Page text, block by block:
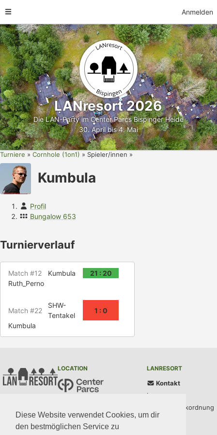
Diese Website verwendet Cookies, um dir
den bestmöglichen Service zu
Anmelden
LANresort 2026
Die LAN-Party im Center Parcs Bispinger Heide
30. April bis 4. Mai
Turniere Cornhole (1on1) Spieler/innen
Kumbula
Profil
Bungalow 653
Turnierverlauf
Match #12 Kumbula
21 : 20
Ruth_Perno
Match #22
SHW-
Tentakel
1 : 0
Kumbula
LOCATION
Töpinger Straße 69
29646 Bispingen
LANRESORT
Kontakt
Impressum
AGB und Parkordnung
Datenschutz